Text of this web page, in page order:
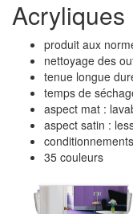
Acryliques
produit aux
nettoyage des
tenue longue
temps de
aspect mat :
aspect satin :
35 couleurs